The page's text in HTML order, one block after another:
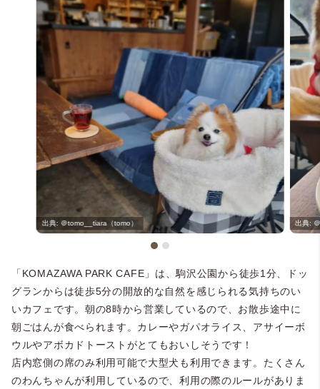
＠tomo__tiara（tomo）
「KOMAZAWA PARK CAFE」は、駒沢公園から徒歩1分、ドッ
グランからは徒歩5分の開放的な自然を感じられる気持ちのい
いカフェです。朝の8時から営業しているので、お散歩途中に
朝ごはんが食べられます。カレーやガパオライス、アサイーボ
ウルやアボカドトーストがとてもおいしそうです！
店内窓側の席のみ利用可能で大型犬も利用できます。たくさん
のわんちゃんが利用しているので、利用の際のルールがありま